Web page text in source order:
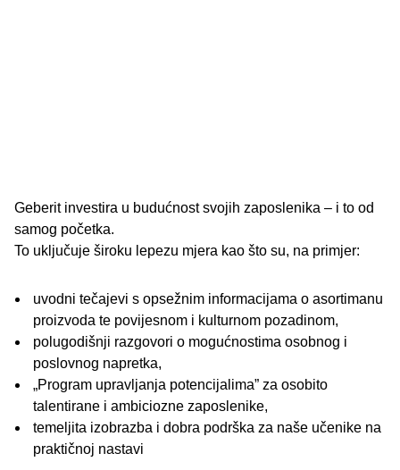
Geberit investira u budućnost svojih zaposlenika – i to od
samog početka.
To uključuje široku lepezu mjera kao što su, na primjer:
uvodni tečajevi s opsežnim informacijama o asortimanu
proizvoda te povijesnom i kulturnom pozadinom,
polugodišnji razgovori o mogućnostima osobnog i
poslovnog napretka,
„Program upravljanja potencijalima” za osobito
talentirane i ambiciozne zaposlenike,
temeljita izobrazba i dobra podrška za naše učenike na
praktičnoj nastavi